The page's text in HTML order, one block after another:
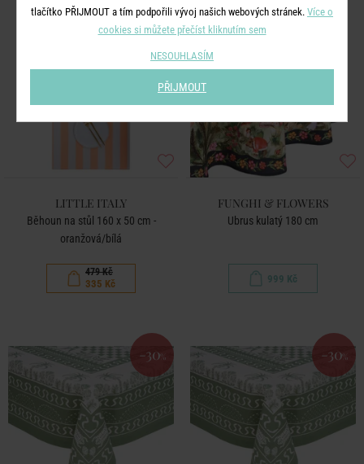
-30
LITTLE ITALY
Běhoun na stůl 160 x 50 cm -
oranžová/bílá
479 Kč
335 Kč
FUNGHI & FLOWERS
Ubrus kulatý 180 cm
999 Kč
-30% -30%
tlačítko PŘIJMOUT a tím podpořili vývoj našich webových stránek. Více o
cookies si můžete přečíst kliknutím sem
NESOUHLASÍM
PŘIJMOUT